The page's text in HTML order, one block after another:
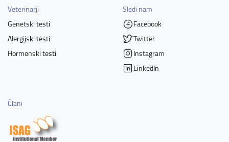
Veterinarji
Genetski testi
Alergijski testi
Hormonski testi
Sledi nam
Facebook
Twitter
Instagram
LinkedIn
Člani